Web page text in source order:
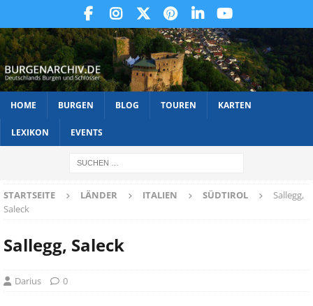
HOME BURGEN BLOG TOUREN KARTEN
LEXIKON EVENTS
STARTSEITE LÄNDER ITALIEN SÜDTIROL
Sallegg,
Saleck
Sallegg, Saleck
Darius 0